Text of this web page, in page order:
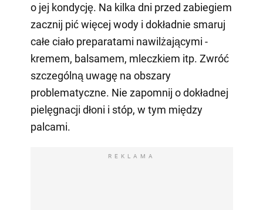
o jej kondycję. Na kilka dni przed zabiegiem
zacznij pić więcej wody i dokładnie smaruj
całe ciało preparatami nawilżającymi -
kremem, balsamem, mleczkiem itp. Zwróć
szczególną uwagę na obszary
problematyczne. Nie zapomnij o dokładnej
pielęgnacji dłoni i stóp, w tym między
palcami.
REKLAMA